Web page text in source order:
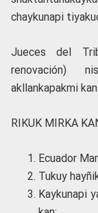
chaykunapi
Jueces del
renovación)
akllankapakmi kan.
RIKUK MIRKA
Ecuador
Tukuy
Kaykunapi